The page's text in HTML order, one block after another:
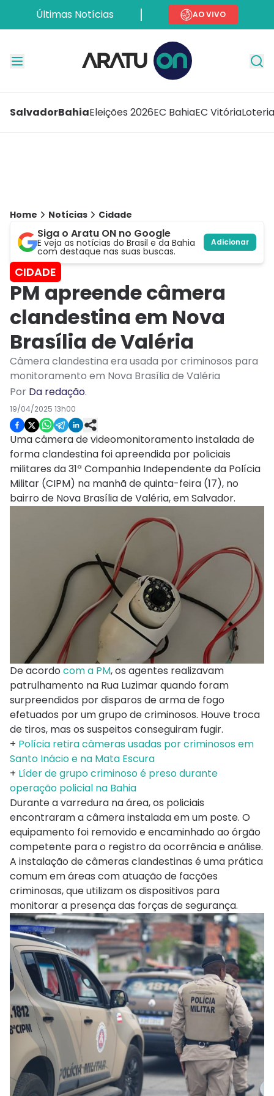
Últimas Notícias AO VIVO
SalvadorBahiaEleições 2026EC BahiaEC Vitória
Home Notícias Cidade
Siga o Aratu ON no Google
E veja as notícias do Brasil e da Bahia
com destaque nas suas buscas.
Adicionar
CIDADE
PM apreende câmera
clandestina em Nova
Brasília de Valéria
Câmera clandestina era usada por criminosos para
monitoramento em Nova Brasília de Valéria
Por Da redação.
19/04/2025 13h00
Uma câmera de videomonitoramento instalada de
forma clandestina foi apreendida por policiais
militares da 31ª Companhia Independente da Polícia
Militar (CIPM) na manhã de quinta-feira (17), no
bairro de Nova Brasília de Valéria, em Salvador.
De acordo com a PM, os agentes realizavam
patrulhamento na Rua Luzimar quando foram
surpreendidos por disparos de arma de fogo
efetuados por um grupo de criminosos. Houve troca
de tiros, mas os suspeitos conseguiram fugir.
+ Polícia retira câmeras usadas por criminosos em
Santo Inácio e na Mata Escura
+ Líder de grupo criminoso é preso durante
operação policial na Bahia
Durante a varredura na área, os policiais
encontraram a câmera instalada em um poste. O
equipamento foi removido e encaminhado ao órgão
competente para o registro da ocorrência e análise.
A instalação de câmeras clandestinas é uma prática
comum em áreas com atuação de facções
criminosas, que utilizam os dispositivos para
monitorar a presença das forças de segurança.